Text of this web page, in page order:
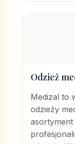
Odzież
Medizal to
odzieży